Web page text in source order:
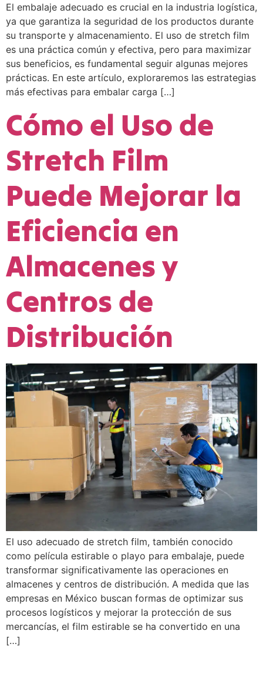
El embalaje adecuado es crucial en la industria logística,
ya que garantiza la seguridad de los productos durante
su transporte y almacenamiento. El uso de stretch film
es una práctica común y efectiva, pero para maximizar
sus beneficios, es fundamental seguir algunas mejores
prácticas. En este artículo, exploraremos las estrategias
más efectivas para embalar carga […]
Cómo el Uso de
Stretch Film
Puede Mejorar la
Eficiencia en
Almacenes y
Centros de
Distribución
El uso adecuado de stretch film, también conocido
como película estirable o playo para embalaje, puede
transformar significativamente las operaciones en
almacenes y centros de distribución. A medida que las
empresas en México buscan formas de optimizar sus
procesos logísticos y mejorar la protección de sus
mercancías, el film estirable se ha convertido en una
[…]